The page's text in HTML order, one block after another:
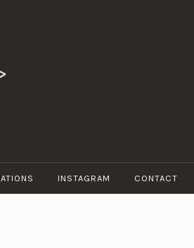
INSTAGRAM CONTACT